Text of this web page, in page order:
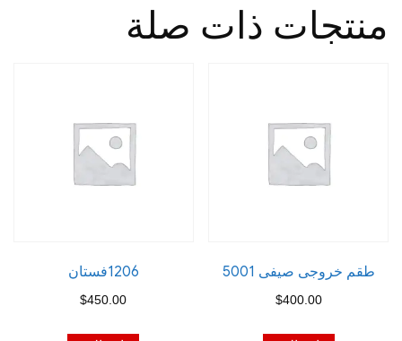
منتجات ذات صلة
طقم خروجى صيفى 5001
$400.00
1206فستان
$450.00